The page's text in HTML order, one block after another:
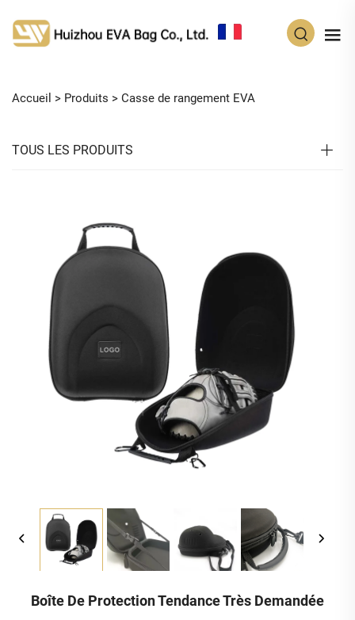
Accueil > Produits > Casse de rangement EVA
TOUS LES PRODUITS
Boîte De Protection Tendance Très Demandée